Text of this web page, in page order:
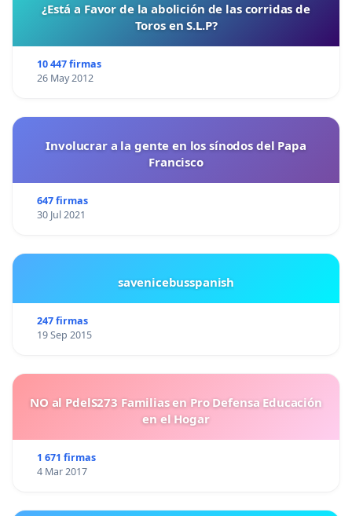
¿Está a Favor de la abolición de las corridas de
Toros en S.L.P?
10 447 firmas
26 May 2012
Involucrar a la gente en los sínodos del Papa
Francisco
647 firmas
30 Jul 2021
savenicebusspanish
247 firmas
19 Sep 2015
NO al PdelS273 Familias en Pro Defensa Educación
en el Hogar
1 671 firmas
4 Mar 2017